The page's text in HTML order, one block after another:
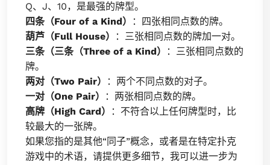
Q、J、10，是最强的牌型。
四条（Four of a Kind）
：四张相同点数的牌。
葫芦（Full House）
：三张相同点数的牌加一对。
三条（三条（Three of a Kind）
：三张相同点数的
牌。
两对（Two Pair）
：两个不同点数的对子。
一对（One Pair）
：两张相同点数的牌。
高牌（High Card）
：不符合以上任何牌型时，比
较最大的一张牌。
如果您指的是其他“同子”概念，或者是在特定扑克
游戏中的术语，请提供更多细节，我可以进一步为